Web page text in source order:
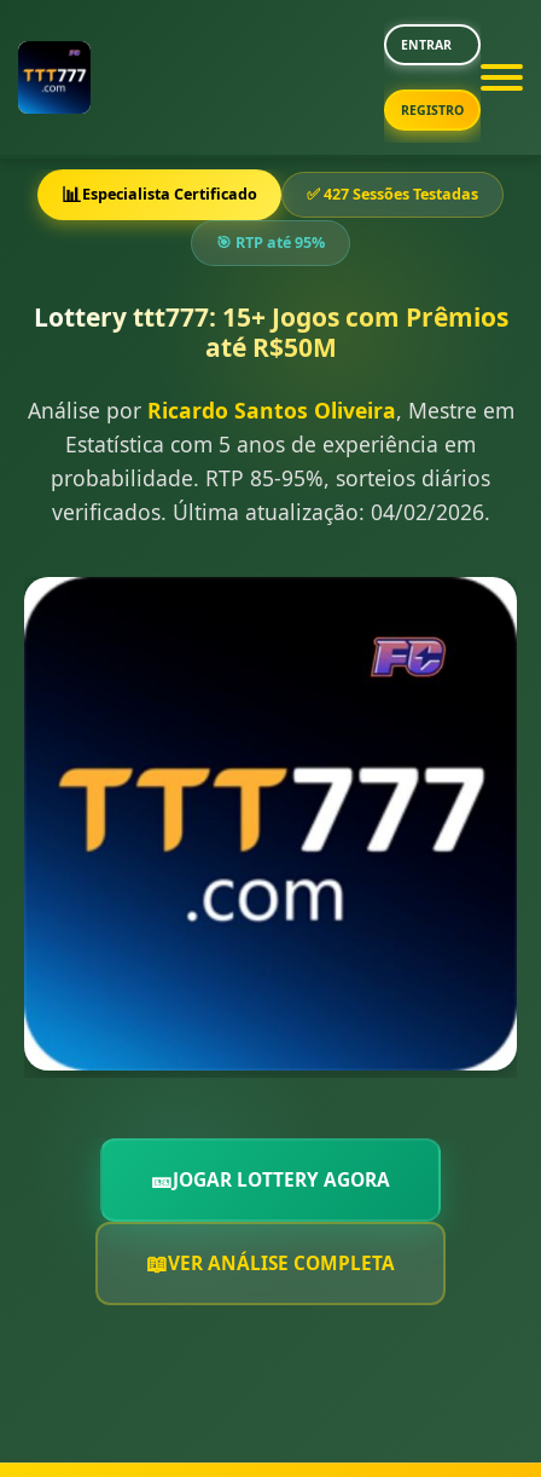
ENTRAR
REGISTRO
📊Especialista Certificado ✅ 427 Sessões Testadas
🎯 RTP até 95%
Lottery ttt777: 15+ Jogos com Prêmios
até R$50M
Análise por Ricardo Santos Oliveira, Mestre em
Estatística com 5 anos de experiência em
probabilidade. RTP 85-95%, sorteios diários
verificados. Última atualização: 04/02/2026.
🎫JOGAR LOTTERY AGORA
📖VER ANÁLISE COMPLETA